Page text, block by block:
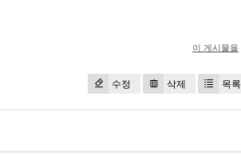
이 게시물을
수정 삭제 목록